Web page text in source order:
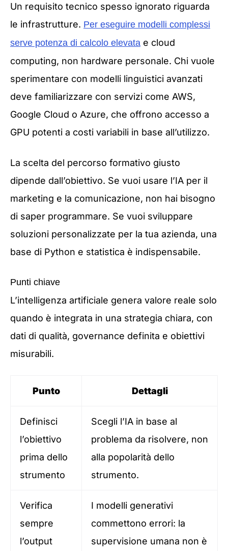
Un requisito tecnico spesso ignorato riguarda
le infrastrutture. Per eseguire modelli complessi
serve potenza di calcolo elevata e cloud
computing, non hardware personale. Chi vuole
sperimentare con modelli linguistici avanzati
deve familiarizzare con servizi come AWS,
Google Cloud o Azure, che offrono accesso a
GPU potenti a costi variabili in base all’utilizzo.
La scelta del percorso formativo giusto
dipende dall’obiettivo. Se vuoi usare l’IA per il
marketing e la comunicazione, non hai bisogno
di saper programmare. Se vuoi sviluppare
soluzioni personalizzate per la tua azienda, una
base di Python e statistica è indispensabile.
Punti chiave
L’intelligenza artificiale genera valore reale solo
quando è integrata in una strategia chiara, con
dati di qualità, governance definita e obiettivi
misurabili.
Punto Dettagli
Definisci
l’obiettivo
prima dello
strumento
Scegli l’IA in base al
problema da risolvere, non
alla popolarità dello
strumento.
Verifica
sempre
l’output
I modelli generativi
commettono errori: la
supervisione umana non è